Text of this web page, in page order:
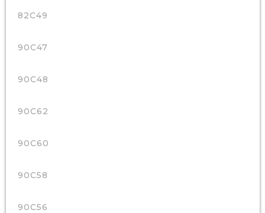
82C49
90C47
90C48
90C62
90C60
90C58
90C56